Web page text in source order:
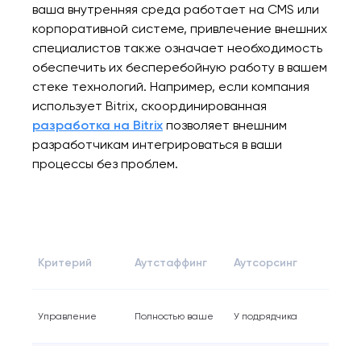
ваша внутренняя среда работает на CMS или
корпоративной системе, привлечение внешних
специалистов также означает необходимость
обеспечить их бесперебойную работу в вашем
стеке технологий. Например, если компания
использует Bitrix, скоординированная
разработка на Bitrix позволяет внешним
разработчикам интегрироваться в ваши
процессы без проблем.
Критерий Аутстаффинг Аутсорсинг
Управление Полностью ваше У подрядчика